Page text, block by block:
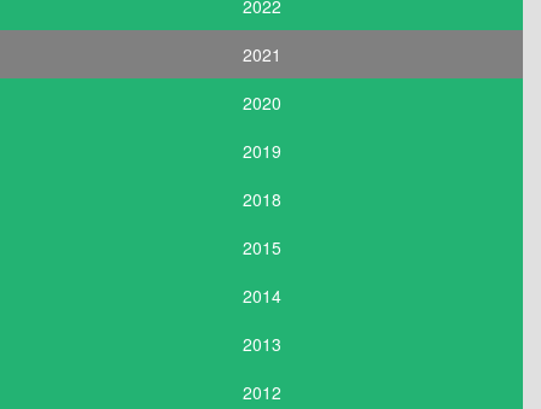
2022
2021
2020
2019
2018
2015
2014
2013
2012